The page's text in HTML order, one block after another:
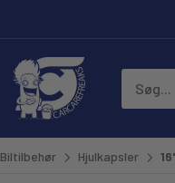
CarCare Freaks -
Biltilbehør Hjulkapsler